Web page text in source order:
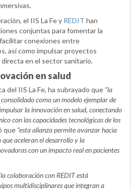
el IIS La Fe y REDIT han
conjuntas para fomentar la
conexiones entre
así como impulsar proyectos
en el sector sanitario.
en salud
del IIS La Fe, ha subrayado que “la
como un modelo ejemplar de
la innovación en salud, conectando
con las capacidades tecnológicas de los
que “esta alianza permite avanzar hacia
aceleran el desarrollo y la
con un impacto real en pacientes
colaboración con REDIT está
multidisciplinares que integran a